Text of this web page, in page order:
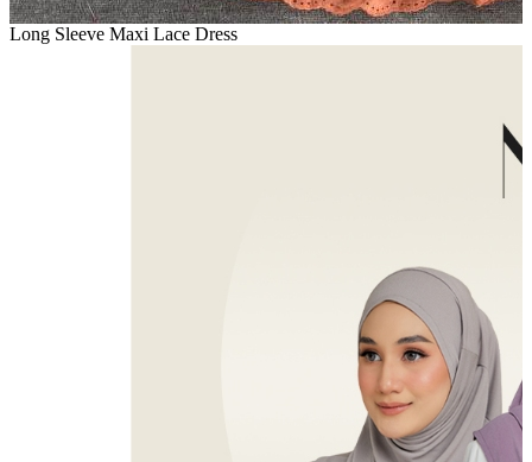
Long Sleeve Maxi Lace Dress